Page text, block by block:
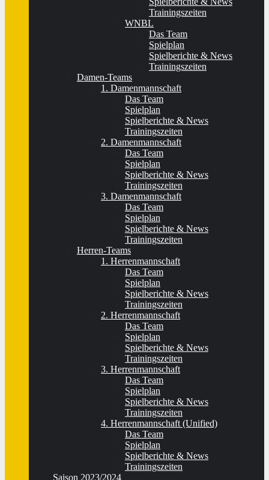
Trainingszeiten
WNBL
Das Team
Spielplan
Spielberichte & News
Trainingszeiten
Damen-Teams
1. Damenmannschaft
Das Team
Spielplan
Spielberichte & News
Trainingszeiten
2. Damenmannschaft
Das Team
Spielplan
Spielberichte & News
Trainingszeiten
3. Damenmannschaft
Das Team
Spielplan
Spielberichte & News
Trainingszeiten
Herren-Teams
1. Herrenmannschaft
Das Team
Spielplan
Spielberichte & News
Trainingszeiten
2. Herrenmannschaft
Das Team
Spielplan
Spielberichte & News
Trainingszeiten
3. Herrenmannschaft
Das Team
Spielplan
Spielberichte & News
Trainingszeiten
4. Herrenmannschaft (Unified)
Das Team
Spielplan
Spielberichte & News
Trainingszeiten
Saison 2023/2024